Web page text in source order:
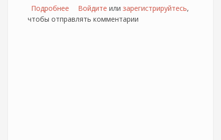
Подробнее о Провайдер зелёная точка (Г.Елец)
увеличивает скорости на тарифных планах
Войдите или зарегистрируйтесь,
чтобы отправлять комментарии